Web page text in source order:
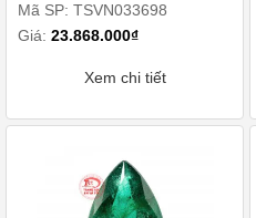
Mã SP: TSVN033698
Giá: 23.868.000₫
Xem chi tiết